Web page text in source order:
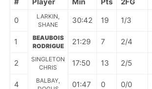
0
LARKIN,
SHANE
30:42 19 1/3
1
BEAUBOIS
RODRIGUE
21:29 7 2/4
2
SINGLETON
CHRIS
17:50 13 2/5
4
BALBAY,
01:47 0 0/0